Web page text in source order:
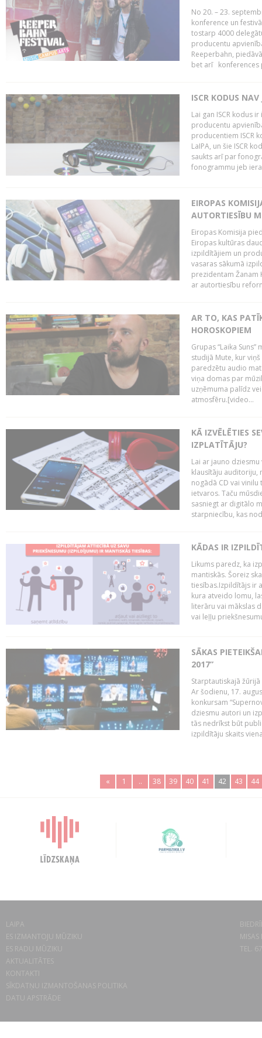
No 20. – 23.
konference un
tostarp 4000
producentu
Reeperbahn,
bet arī konferences
ISCR KODUS
Lai gan ISCR kodus
producentu
producentiem ISCR
LaIPA, un šie ISCR
saukts arī par
fonogrammu jeb
EIROPAS
AUTORTIESĪBU
Eiropas Komisija
Eiropas kultūras
izpildītājiem un
vasaras sākumā
prezidentam Žanam
ar autortiesību
AR TO, KAS
HOROSKOPIEM
Grupas “Laika
studijā Mute, kur
paredzētu audio
viņa domas par
uzņēmuma palīdz
atmosfēru.[video...
KĀ IZVĒLĒTIES
IZPLATĪTĀJU?
Lai ar jauno
klausītāju auditoriju,
nogādā CD vai
ietvaros. Taču
sasniegt ar digitālo
starpniecību, kas
KĀDAS IR
Likums paredz, ka
mantiskās. Šoreiz
tiesības.Izpildītājs ir
kura atveido lomu,
literāru vai mākslas
vai leļļu
SĀKAS
2017”
Starptautiskajā
Ar šodienu, 17.
konkursam
dziesmu autori un
tās nedrīkst būt
izpildītāju skaits
« 1 .. 38 39 40 41 42 43 44
LAIPA
ES IZMANTOJU MŪZIKU
ES RADU MŪZIKU
AKTUALITĀTES
KONTAKTI
SĪKDATŅU IZMANTOŠANAS POLITIKA
DATU APSTRĀDE
TEL.